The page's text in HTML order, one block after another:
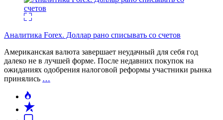
Аналитика Forex. Доллар рано списывать со счетов
Американская валюта завершает неудачный для себя год
далеко не в лучшей форме. После недавних покупок на
ожиданиях одобрения налоговой реформы участники рынка
принялись …